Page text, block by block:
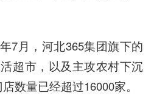
7月，河北365集团旗下的
超市，以及主攻农村下沉
数量已经超过16000家。